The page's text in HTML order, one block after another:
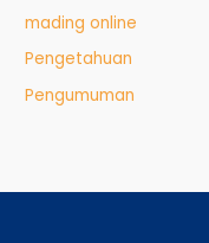
mading online
Pengetahuan
Pengumuman